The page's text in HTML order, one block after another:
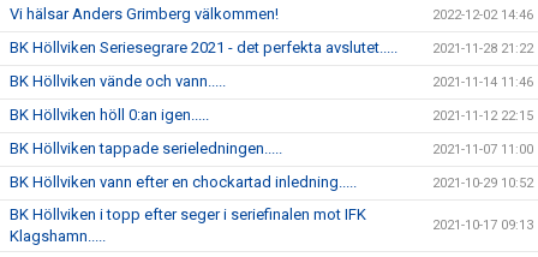
Vi hälsar Anders Grimberg välkommen! 2022-12-02 14:46
BK Höllviken Seriesegrare 2021 - det perfekta avslutet..... 2021-11-28 21:22
BK Höllviken vände och vann..... 2021-11-14 11:46
BK Höllviken höll 0:an igen..... 2021-11-12 22:15
BK Höllviken tappade serieledningen..... 2021-11-07 11:00
BK Höllviken vann efter en chockartad inledning..... 2021-10-29 10:52
BK Höllviken i topp efter seger i seriefinalen mot IFK
Klagshamn.....
2021-10-17 09:13